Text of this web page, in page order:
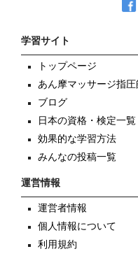
学習サイト
トップページ
あん摩マッサージ指
ブログ
日本の資格・検定一覧
効果的な学習方法
みんなの投稿一覧
運営情報
運営者情報
個人情報について
利用規約